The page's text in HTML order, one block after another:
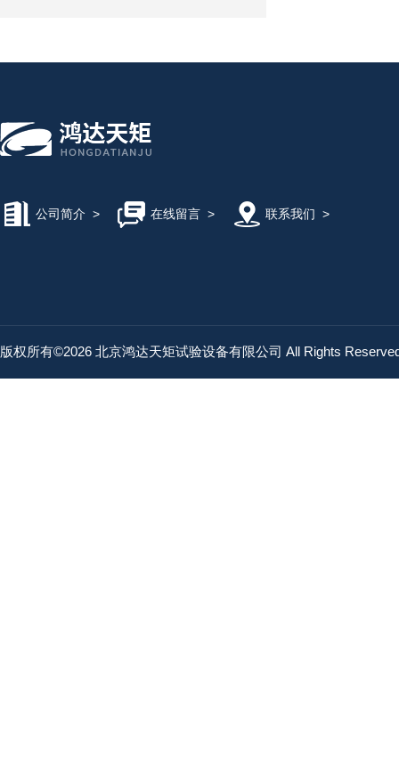
公司简介 > 在线留言> 联系我们 >
版权所有©2026 北京鸿达天矩试验设备有限公司 All Rights